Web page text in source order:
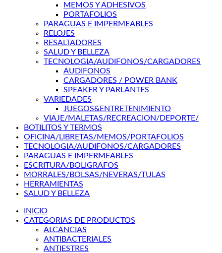
MEMOS Y ADHESIVOS
PORTAFOLIOS
PARAGUAS E IMPERMEABLES
RELOJES
RESALTADORES
SALUD Y BELLEZA
TECNOLOGIA/AUDIFONOS/CARGADORES
AUDIFONOS
CARGADORES / POWER BANK
SPEAKER Y PARLANTES
VARIEDADES
JUEGOS&ENTRETENIMIENTO
VIAJE/MALETAS/RECREACION/DEPORTE/
BOTILITOS Y TERMOS
OFICINA/LIBRETAS/MEMOS/PORTAFOLIOS
TECNOLOGIA/AUDIFONOS/CARGADORES
PARAGUAS E IMPERMEABLES
ESCRITURA/BOLIGRAFOS
MORRALES/BOLSAS/NEVERAS/TULAS
HERRAMIENTAS
SALUD Y BELLEZA
INICIO
CATEGORIAS DE PRODUCTOS
ALCANCIAS
ANTIBACTERIALES
ANTIESTRES